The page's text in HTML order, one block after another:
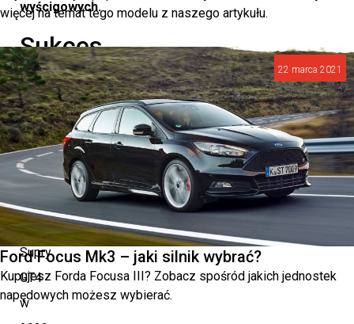
wyścigowych.
Sukces
na
torach
wyścigowych
Od
debiutu
GR
Supry
GT4
w
więcej na temat tego modelu z naszego artykułu.
22 marca 2021
Ford Focus Mk3 – jaki silnik wybrać?
Kupujesz Forda Focusa III? Zobacz spośród jakich jednostek
napędowych możesz wybierać.